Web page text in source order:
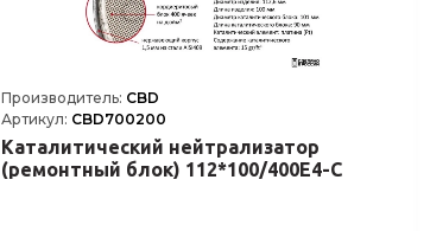
Производитель: CBD
Артикул: CBD700200
Каталитический нейтрализатор
(ремонтный блок) 112*100/400Е4-C